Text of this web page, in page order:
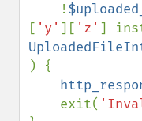
    !
[ 'y' ][ 'z'
) {
    exit(